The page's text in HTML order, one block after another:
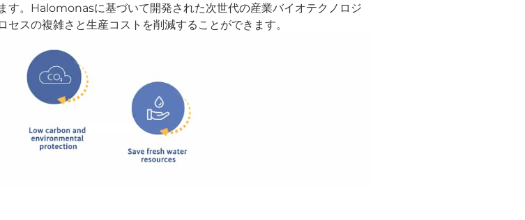
す。Halomonasに基づいて開発された次世代の産業バイオテクノロジ
スの複雑さと生産コストを削減することができます。